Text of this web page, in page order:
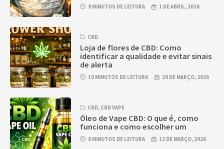
9 MINUTOS DE LEITURA 1 DE ABRIL, 2026
CBD
Loja de flores de CBD: Como
identificar a qualidade e evitar sinais
de alerta
10 MINUTOS DE LEITURA 29 DE MARÇO, 2026
CBD, CBD VAPE
Óleo de Vape CBD: O que é, como
funciona e como escolher um
8 MINUTOS DE LEITURA 12 DE MARÇO, 2026